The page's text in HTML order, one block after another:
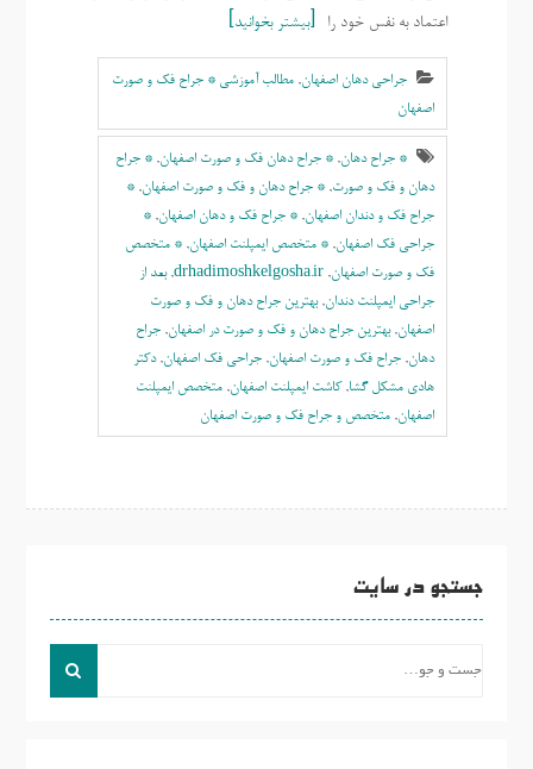
اعتماد به نفس خود را
بیشتر بخوانید
جراحی دهان اصفهان, مطالب آموزشی * جراح فک و صورت
اصفهان
* جراح دهان, * جراح دهان فک و صورت اصفهان, * جراح
دهان و فک و صورت, * جراح دهان و فک و صورت اصفهان,
*
جراح فک و دندان اصفهان, * جراح فک و دهان اصفهان,
*
جراحی فک اصفهان, * متخصص ایمپلنت اصفهان, * متخصص
فک و صورت اصفهان,
drhadimoshkelgosha.ir
,بعد از
جراحی ایمپلنت دندان,بهترين جراح دهان و فک و صورت
اصفهان,بهترين جراح دهان و فک و صورت در اصفهان, جراح
دهان, جراح فک و صورت اصفهان, جراحی فک اصفهان,دکتر
هادی مشکل گشا,کاشت ایمپلنت اصفهان, متخصص ايمپلنت
اصفهان, متخصص و جراح فک و صورت اصفهان
جستجو در سایت